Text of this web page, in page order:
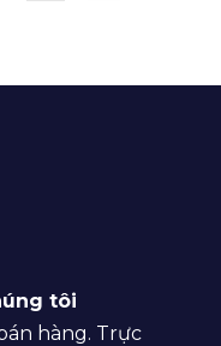
tôi
hàng. Trực